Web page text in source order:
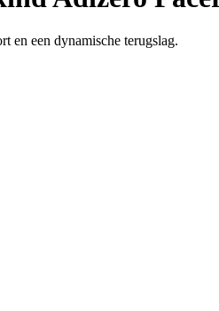
en een dynamische terugslag.